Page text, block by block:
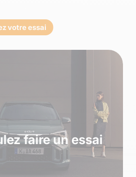
votre essai
faire un essai